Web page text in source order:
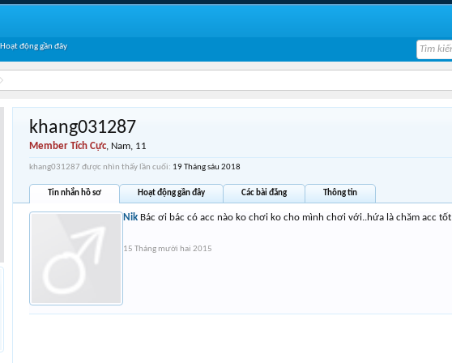
khang031287
Member Tích Cực, Nam, 11
khang031287 được nhìn thấy lần cuối: 19 Tháng sáu 2018
Tin nhắn hồ sơ Hoạt động gần đây Các bài đăng Thông tin
Nik Bác ơi bác có acc nào ko chơi ko cho mình chơi với..hứa là chăm acc tốt
15 Tháng mười hai 2015
Hoạt động gần đây